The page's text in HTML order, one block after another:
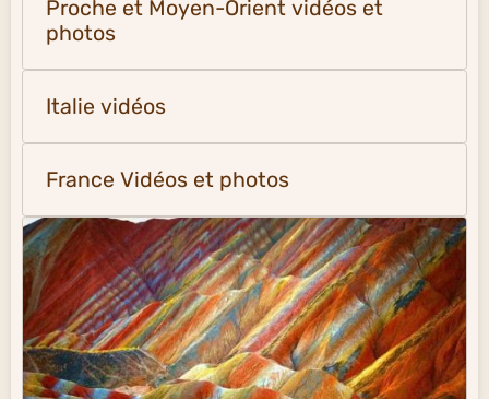
Proche et Moyen-Orient vidéos et
photos
Italie vidéos
France Vidéos et photos